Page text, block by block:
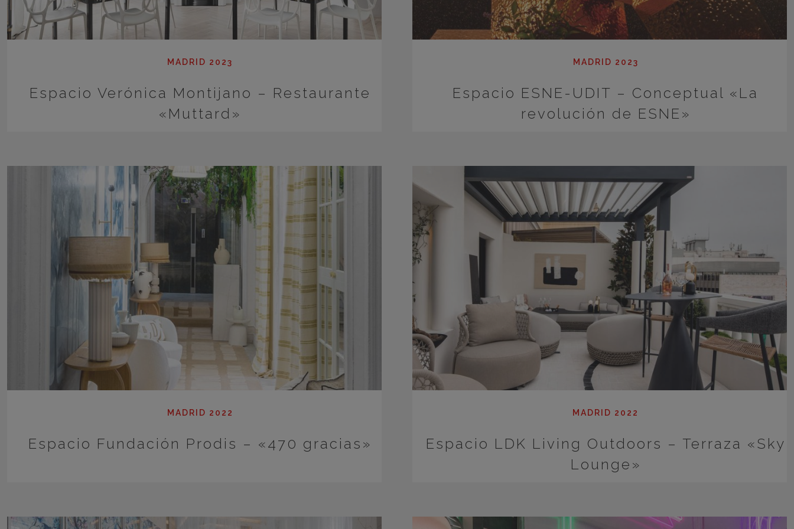
MADRID 2023
Espacio Verónica Montijano – Restaurante
«Muttard»
MADRID 2023
Espacio ESNE-UDIT – Conceptual «La
revolución de ESNE»
MADRID 2022
Espacio Fundación Prodis – «470 gracias»
MADRID 2022
Espacio LDK Living Outdoors – Terraza «Sky
Lounge»